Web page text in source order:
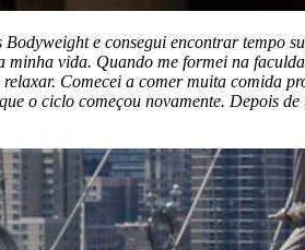
e consegui encontrar tempo
vida. Quando me formei na
Comecei a comer muita comida
o ciclo começou novamente. Depois